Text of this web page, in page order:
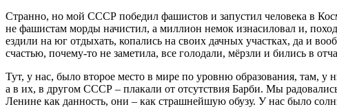
Странно, но мой СССР победил фашистов и запустил человека в
не фашистам морды начистил, а миллион немок изнасиловал и,
ездили на юг отдыхать, копались на своих дачных участках, да и
счастью, почему-то не заметила, все голодали, мёрзли и бились в
Тут, у нас, было второе место в мире по уровню образования, там,
а в их, в другом СССР – плакали от отсутствия Барби. Мы
Ленине как данность, они – как страшнейшую обузу. У нас было